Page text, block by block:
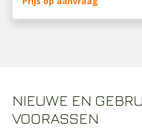
NIEUWE EN
VOORASSEN